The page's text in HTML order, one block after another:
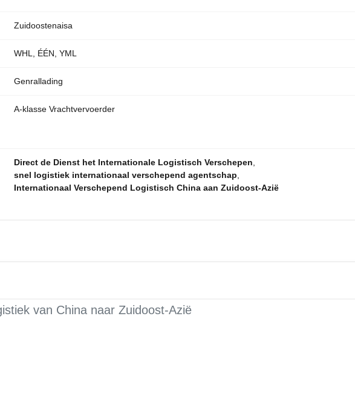
Zuidoostenaisa
WHL, ÉÉN, YML
Genrallading
A-klasse Vrachtvervoerder
Direct de Dienst het Internationale Logistisch Verschepen
snel logistiek internationaal verschepend agentschap
Internationaal Verschepend Logistisch China aan Zuidoost-Azië
van China naar Zuidoost-Azië